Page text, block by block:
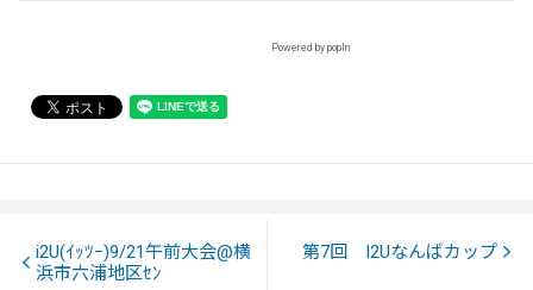
Powered by popIn
i2U(ｲｯﾂｰ)9/21午前大会@横
浜市六浦地区ｾﾝ
第7回 I2Uなんばカップ